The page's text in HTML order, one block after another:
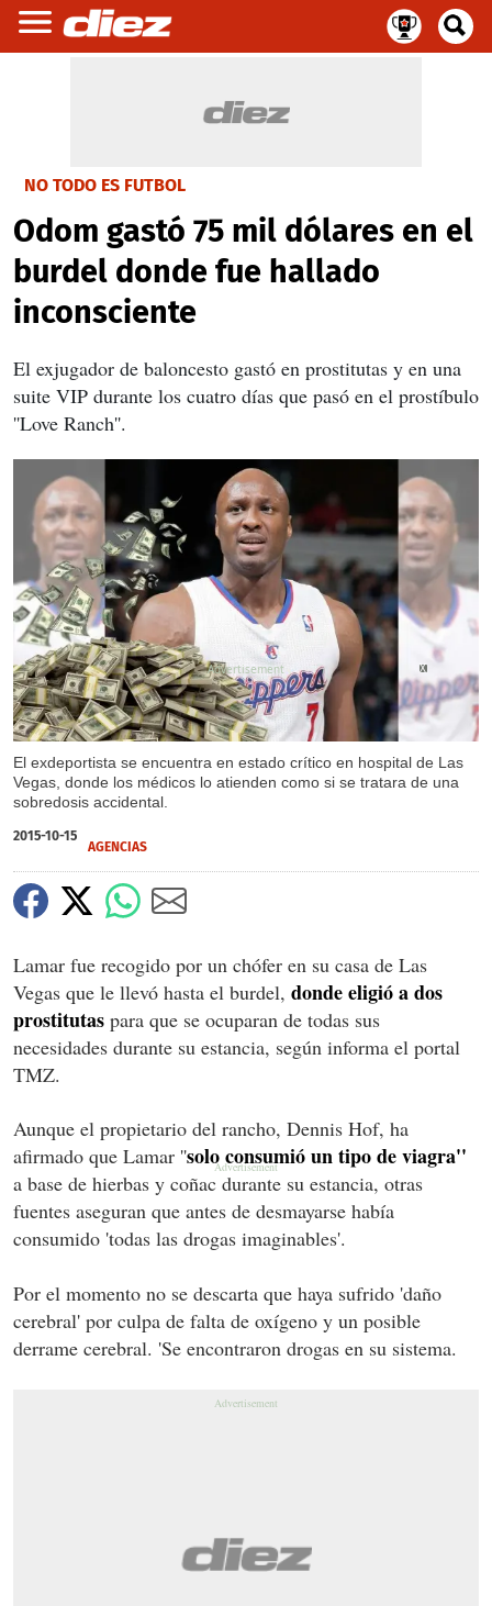
NO TODO ES FUTBOL
Odom gastó 75 mil dólares en el
burdel donde fue hallado
inconsciente
El exjugador de baloncesto gastó en prostitutas y en una
suite VIP durante los cuatro días que pasó en el prostíbulo
''Love Ranch''.
El exdeportista se encuentra en estado crítico en hospital de Las
Vegas, donde los médicos lo atienden como si se tratara de una
sobredosis accidental.
X
X
2015-10-15
AGENCIAS
Lamar fue recogido por un chófer en su casa de Las
Vegas que le llevó hasta el burdel, dondeeligió a dos
prostitutas para que se ocuparan de todas sus
necesidades durante su estancia, según informa el portal
TMZ.
Aunque el propietario del rancho, Dennis Hof, ha
afirmado que Lamar ''solo consumió un tipo de viagra''
a base de hierbas y coñac durante su estancia, otras
fuentes aseguran que antes de desmayarse había
consumido 'todas las drogas imaginables'.
Por el momento no se descarta que haya sufrido 'daño
cerebral' por culpa de falta de oxígeno y un posible
derrame cerebral. 'Se encontraron drogas en su sistema.